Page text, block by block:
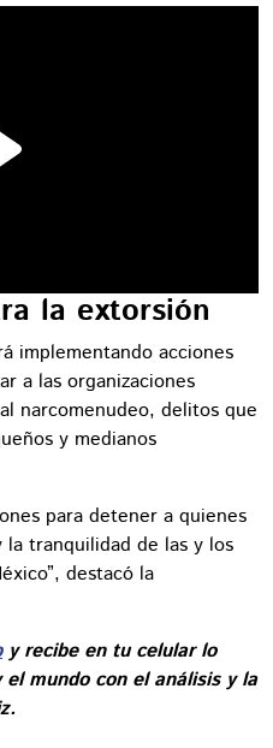
la extorsión
implementando acciones
a las organizaciones
narcomenudeo, delitos que
y medianos
para detener a quienes
tranquilidad de las y los
destacó la
y recibe en tu celular lo
mundo con el análisis y la